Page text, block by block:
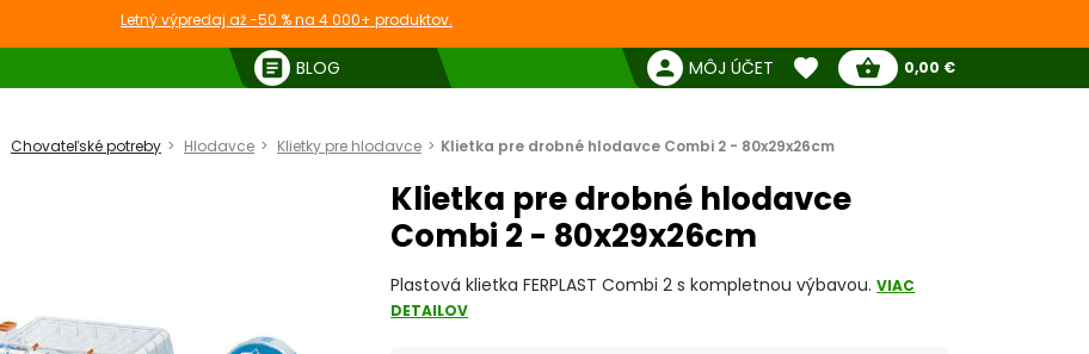
Letný výpredaj až -50 % na 4 000+ produktov.
article BLOG person MÔJ ÚČET favorite
Obľúbené produkty
shopping_basket
Pokladňa
0,00 €
Chovateľské potreby Hlodavce Klietky pre hlodavce Klietka pre drobné hlodavce Combi 2 - 80x29x26cm
Klietka pre drobné hlodavce
Combi 2 - 80x29x26cm
Plastová klietka FERPLAST Combi 2 s kompletnou výbavou.VIAC
DETAILOV